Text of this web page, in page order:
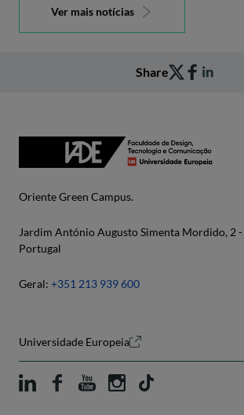
Ver mais notícias
Share
Oriente Green Campus.
Jardim António Augusto Simenta Mordido, 2
Portugal
Geral: +351 213 939 600
Universidade Europeia